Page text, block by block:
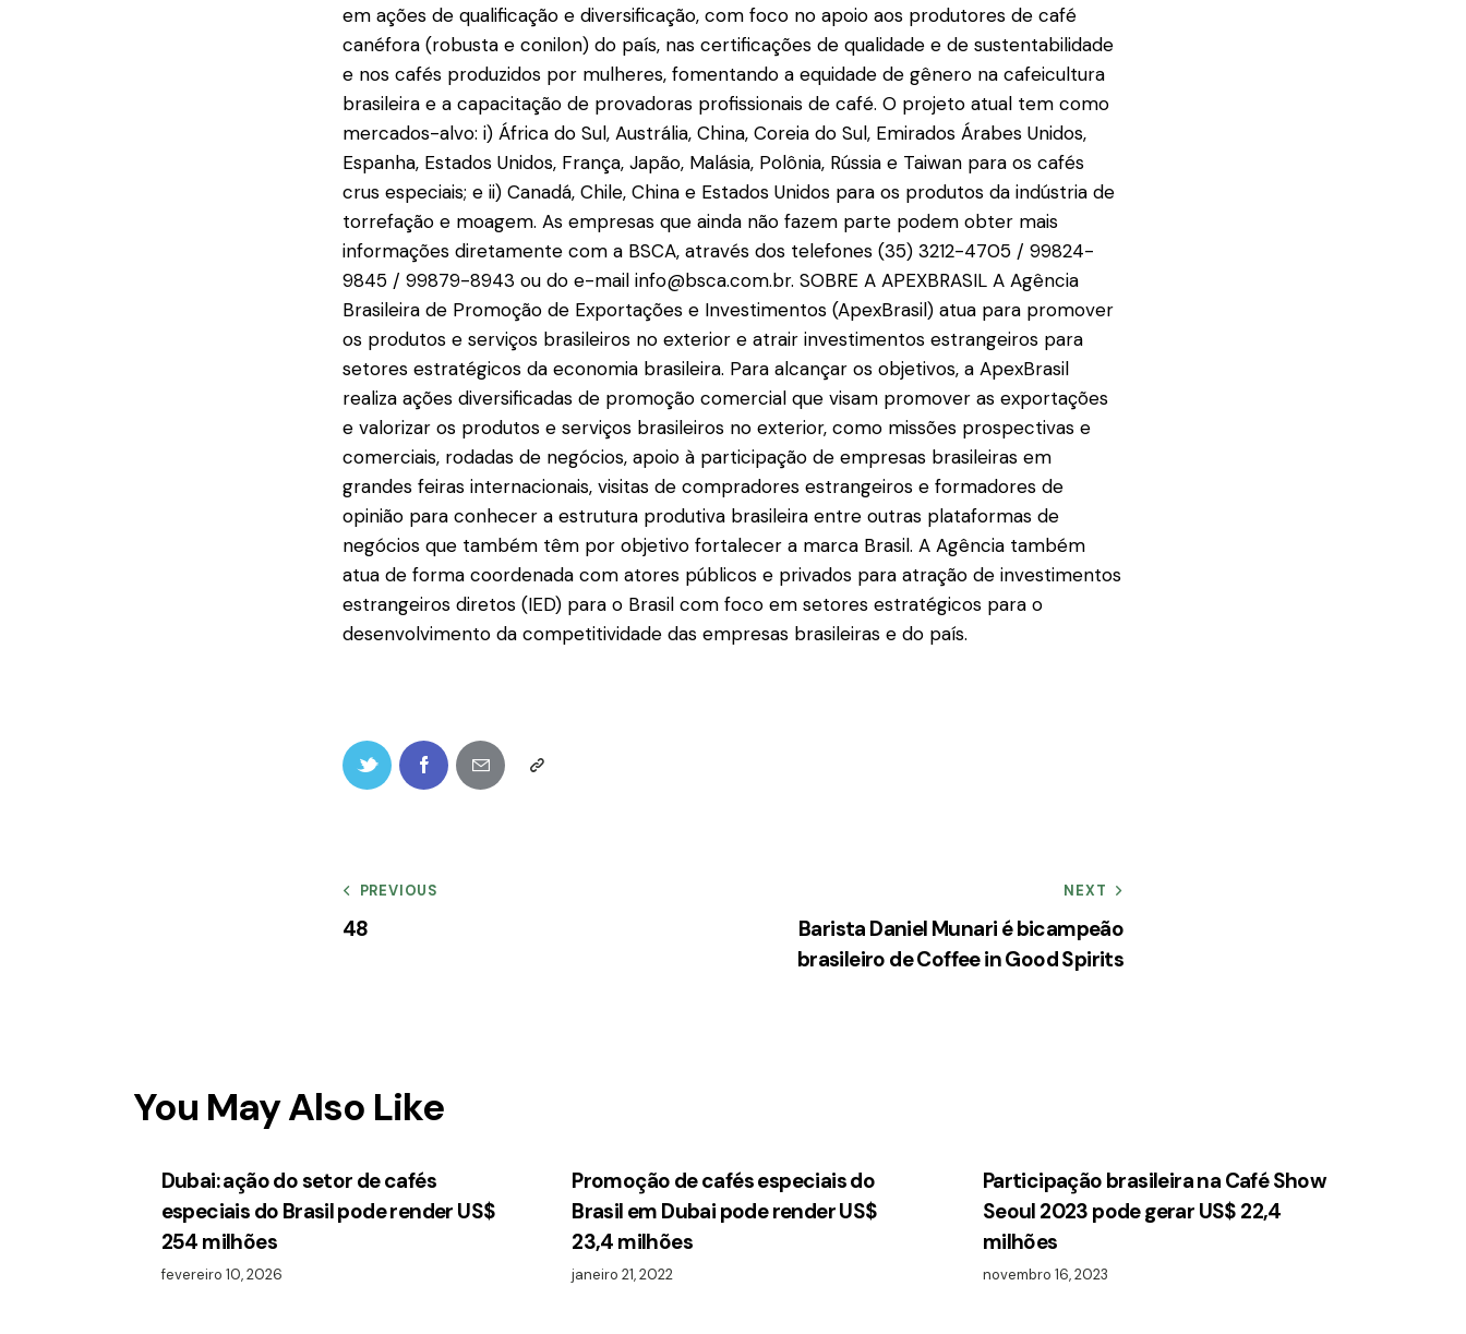
em ações de qualificação e diversificação, com foco no apoio aos produtores de café
canéfora (robusta e conilon) do país, nas certificações de qualidade e de sustentabilidade
e nos cafés produzidos por mulheres, fomentando a equidade de gênero na cafeicultura
brasileira e a capacitação de provadoras profissionais de café. O projeto atual tem como
mercados-alvo: i) África do Sul, Austrália, China, Coreia do Sul, Emirados Árabes Unidos,
Espanha, Estados Unidos, França, Japão, Malásia, Polônia, Rússia e Taiwan para os cafés
crus especiais; e ii) Canadá, Chile, China e Estados Unidos para os produtos da indústria de
torrefação e moagem. As empresas que ainda não fazem parte podem obter mais
informações diretamente com a BSCA, através dos telefones (35) 3212-4705 / 99824-
9845 / 99879-8943 ou do e-mail info@bsca.com.br. SOBRE A APEXBRASIL A Agência
Brasileira de Promoção de Exportações e Investimentos (ApexBrasil) atua para promover
os produtos e serviços brasileiros no exterior e atrair investimentos estrangeiros para
setores estratégicos da economia brasileira. Para alcançar os objetivos, a ApexBrasil
realiza ações diversificadas de promoção comercial que visam promover as exportações
e valorizar os produtos e serviços brasileiros no exterior, como missões prospectivas e
comerciais, rodadas de negócios, apoio à participação de empresas brasileiras em
grandes feiras internacionais, visitas de compradores estrangeiros e formadores de
opinião para conhecer a estrutura produtiva brasileira entre outras plataformas de
negócios que também têm por objetivo fortalecer a marca Brasil. A Agência também
atua de forma coordenada com atores públicos e privados para atração de investimentos
estrangeiros diretos (IED) para o Brasil com foco em setores estratégicos para o
desenvolvimento da competitividade das empresas brasileiras e do país.
PREVIOUS
48
NEXT
Barista Daniel Munari é bicampeão
brasileiro de Coffee in Good Spirits
You May Also Like
Dubai: ação do setor de cafés
especiais do Brasil pode render US$
254 milhões
fevereiro 10, 2026
Promoção de cafés especiais do
Brasil em Dubai pode render US$
23,4 milhões
janeiro 21, 2022
Participação brasileira na Café Show
Seoul 2023 pode gerar US$ 22,4
milhões
novembro 16, 2023